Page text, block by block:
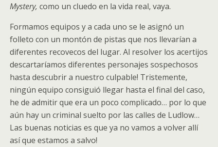
Mystery, como un cluedo en la vida real, vaya.
Formamos equipos y a cada uno se le asignó un
folleto con un montón de pistas que nos llevarían a
diferentes recovecos del lugar. Al resolver los acertijos
descartaríamos diferentes personajes sospechosos
hasta descubrir a nuestro culpable! Tristemente,
ningún equipo consiguió llegar hasta el final del caso,
he de admitir que era un poco complicado… por lo que
aún hay un criminal suelto por las calles de Ludlow…
Las buenas noticias es que ya no vamos a volver allí
así que estamos a salvo!